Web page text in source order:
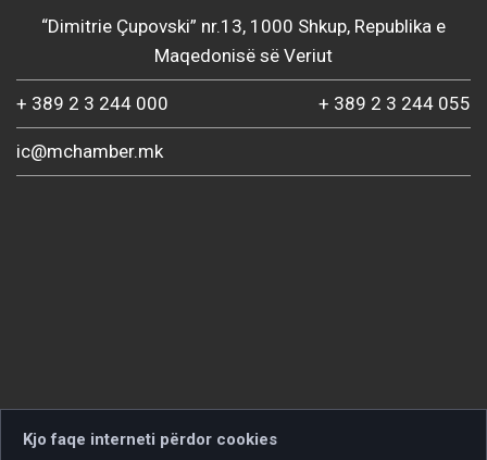
“Dimitrie Çupovski” nr.13, 1000 Shkup, Republika e
Maqedonisë së Veriut
+ 389 2 3 244 000 + 389 2 3 244 055
ic@mchamber.mk
Kjo faqe interneti përdor cookies